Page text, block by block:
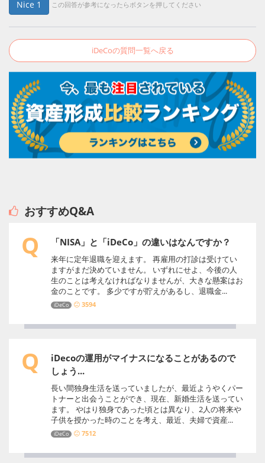
Nice 1 この回答が参考になったらボタンを押してください
iDeCoの質問一覧へ戻る
おすすめQ&A
Q 「NISA」と「iDeCo」の違いはなんですか？
来年に定年退職を迎えます。 再雇用の打診は受けてい
ますがまだ決めていません。 いずれにせよ、今後の人
生のことは考えなければなりませんが、大きな懸案はお
金のことです。 多少ですが貯えがあるし、退職金...
iDeCo 3594
Q
iDecoの運用がマイナスになることがあるので
しょう...
長い間独身生活を送っていましたが、最近ようやくパー
トナーと出会うことができ、現在、新婚生活を送ってい
ます。 やはり独身であった頃とは異なり、2人の将来や
子供を授かった時のことを考え、最近、夫婦で資産...
iDeCo 7512